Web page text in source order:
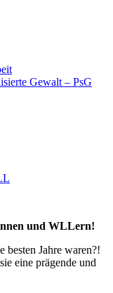
Gewalt – PsG
und WLLern!
besten Jahre waren?!
eine prägende und